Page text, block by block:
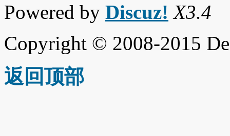
Powered by Discuz! X3.4
Copyright © 2008-2015
返回顶部